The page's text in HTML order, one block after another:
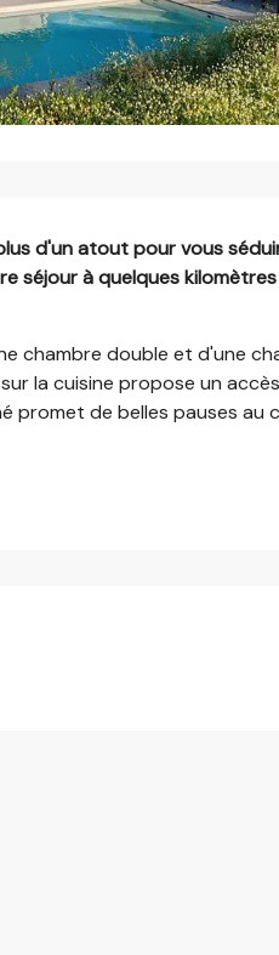
d'un atout pour vous
séjour à quelques
chambre double et d'une
la cuisine propose un
promet de belles pauses au